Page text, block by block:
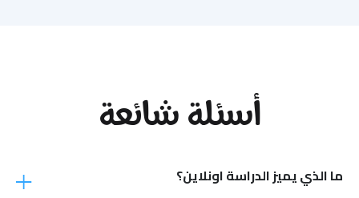
أسئلة شائعة
ما الذي يميز الدراسة اونلاين؟